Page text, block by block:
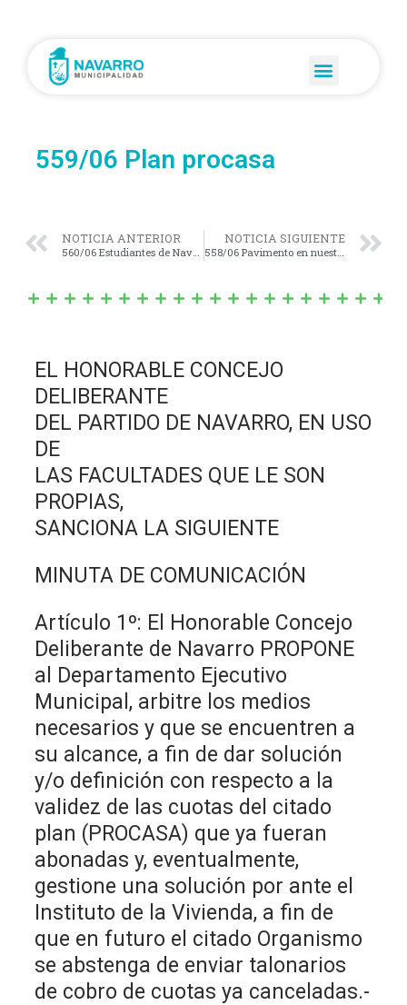
559/06 Plan procasa
NOTICIA ANTERIOR
560/06 Estudiantes de Navarro en Lujan
NOTICIA SIGUIENTE
558/06 Pavimento en nuestra localidad
EL HONORABLE CONCEJO
DELIBERANTE
DEL PARTIDO DE NAVARRO, EN USO
DE
LAS FACULTADES QUE LE SON
PROPIAS,
SANCIONA LA SIGUIENTE
MINUTA DE COMUNICACIÓN
Artículo 1º: El Honorable Concejo
Deliberante de Navarro PROPONE
al Departamento Ejecutivo
Municipal, arbitre los medios
necesarios y que se encuentren a
su alcance, a fin de dar solución
y/o definición con respecto a la
validez de las cuotas del citado
plan (PROCASA) que ya fueran
abonadas y, eventualmente,
gestione una solución por ante el
Instituto de la Vivienda, a fin de
que en futuro el citado Organismo
se abstenga de enviar talonarios
de cobro de cuotas ya canceladas.-